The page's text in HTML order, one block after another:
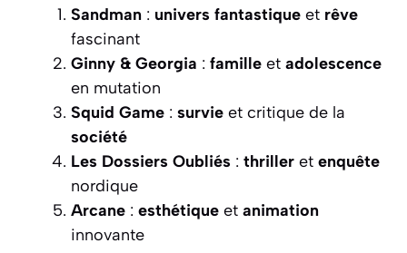
Sandman : univers fantastique et rêve
fascinant
Ginny & Georgia : famille et adolescence
en mutation
Squid Game : survie et critique de la
société
Les Dossiers Oubliés : thriller et enquête
nordique
Arcane : esthétique et animation
innovante